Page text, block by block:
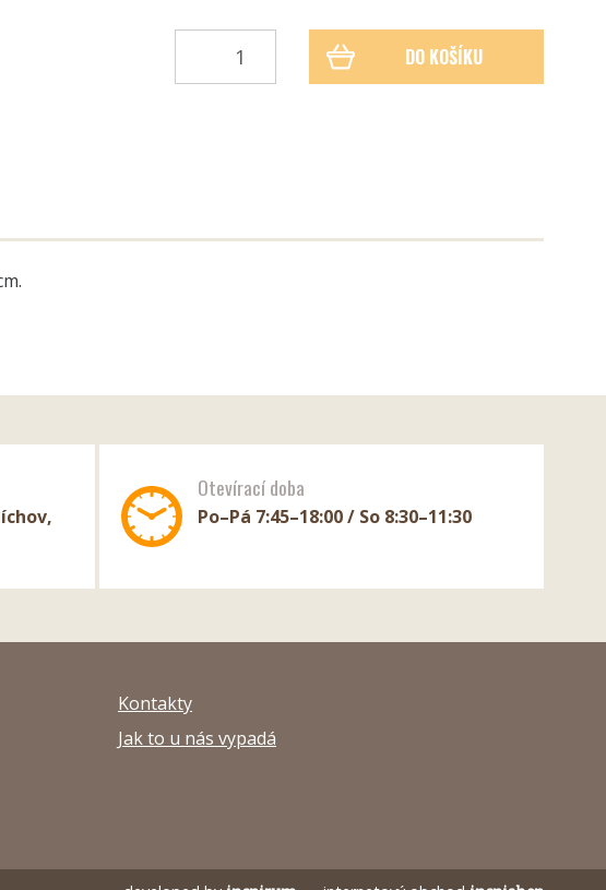
DO KOŠÍKU
Otevírací doba
Po–Pá 7:45–18:00 / So 8:30–11:30
Kontakty
Jak to u nás vypadá